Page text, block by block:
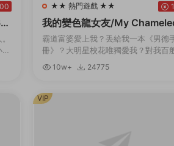
★★ 熱門遊戲 ★★
我的變色龍女友/My
Girlfriend（
0）
霸道富婆愛上我？丢給我一本《男德
冊》？大明星校花唯獨愛我？對我百
吧……其實愛我的美少女（白富美）
10w+ 24775
VIP